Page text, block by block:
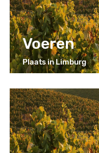
Voeren
Plaats in Limburg